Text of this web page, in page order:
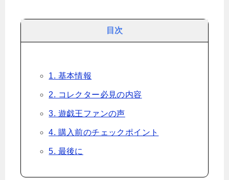
目次
1. 基本情報
2. コレクター必見の内容
3. 遊戯王ファンの声
4. 購入前のチェックポイント
5. 最後に